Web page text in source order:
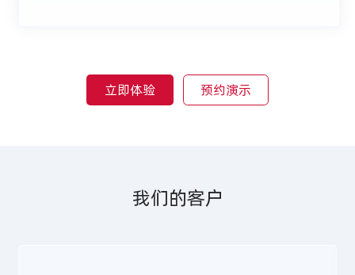
立即体验 预约演示
我们的客户